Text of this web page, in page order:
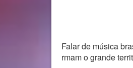
Falar de música
rmam o grande